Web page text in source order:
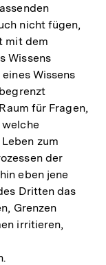
nicht fügen,
mit dem
Wissens
Wissens
für Fragen,
zum
der
eben jene
Dritten das
Grenzen
irritieren,